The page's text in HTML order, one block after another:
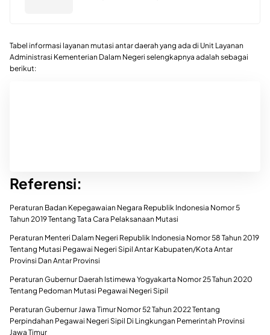
Tabel informasi layanan mutasi antar daerah yang ada di Unit Layanan
Administrasi Kementerian Dalam Negeri selengkapnya adalah sebagai
berikut:
Referensi:
Peraturan Badan Kepegawaian Negara Republik Indonesia Nomor 5
Tahun 2019 Tentang Tata Cara Pelaksanaan Mutasi
Peraturan Menteri Dalam Negeri Republik Indonesia Nomor 58 Tahun 2019
Tentang Mutasi Pegawai Negeri Sipil Antar Kabupaten/Kota Antar
Provinsi Dan Antar Provinsi
Peraturan Gubernur Daerah Istimewa Yogyakarta Nomor 25 Tahun 2020
Tentang Pedoman Mutasi Pegawai Negeri Sipil
Peraturan Gubernur Jawa Timur Nomor 52 Tahun 2022 Tentang
Perpindahan Pegawai Negeri Sipil Di Lingkungan Pemerintah Provinsi
Jawa Timur